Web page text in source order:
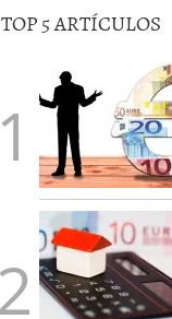
TOP 5 ARTÍCULOS